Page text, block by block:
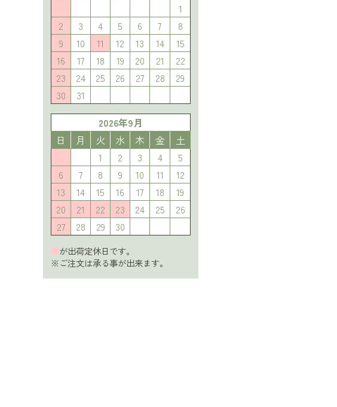
1
2
3 4 5 6 7
8
9
10 11 12 13 14
15
16
17 18 19 20 21
22
23
24 25 26 27 28
29
30
31
2026年9月
日
月 火 水 木 金
土
1
2 3 4
5
6
7 8 9 10 11
12
13
14 15 16 17 18
19
20
21 22 23 24 25
26
27
28 29 30
■が出荷定休日です。
※ご注文は承る事が出来ます。